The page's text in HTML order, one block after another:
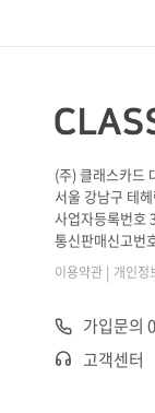
(주) 클래스카드
서울 강남구 테
사업자등록번호
통신판매신고번
이용약관 | 개인정
가입문의
고객센터